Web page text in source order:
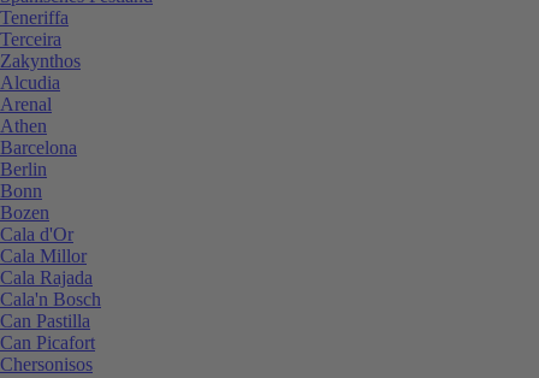
Teneriffa
Terceira
Zakynthos
Alcudia
Arenal
Athen
Barcelona
Berlin
Bonn
Bozen
Cala d'Or
Cala Millor
Cala Rajada
Cala'n Bosch
Can Pastilla
Can Picafort
Chersonisos